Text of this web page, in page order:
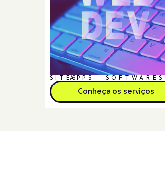
SITESAPPS SOFTWARES
Conheça os serviços